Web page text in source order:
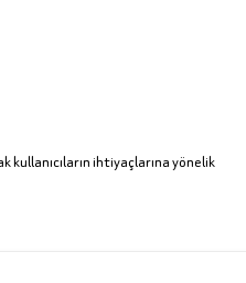
ihtiyaçlarına yönelik